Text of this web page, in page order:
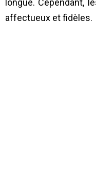
longue. Cependant,
affectueux et fidèles.